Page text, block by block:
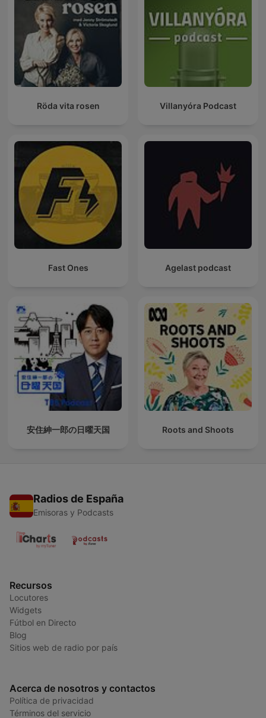
Röda vita rosen Villanyóra Podcast
Fast Ones Agelast podcast
安住紳一郎の日曜天国 Roots and Shoots
Radios de España
Emisoras y Podcasts
Recursos
Locutores
Widgets
Fútbol en Directo
Blog
Sitios web de radio por país
Acerca de nosotros y contactos
Política de privacidad
Términos del servicio